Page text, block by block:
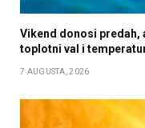
Vikend donosi predah,
toplotni val i
7 AUGUSTA, 2026